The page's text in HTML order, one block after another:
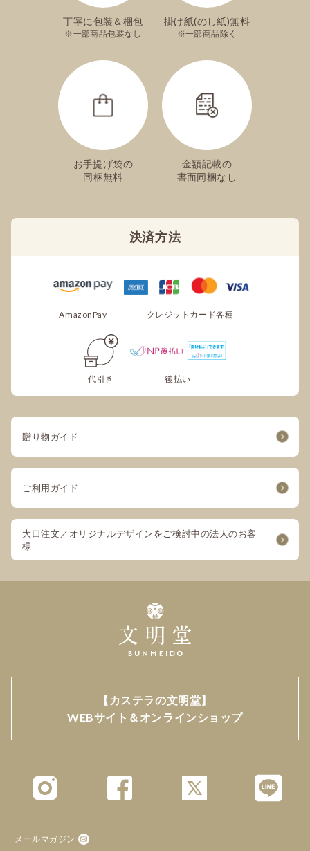
丁寧に包装＆梱包
一部商品包装なし
掛け紙(のし紙)無料
一部商品除く
お手提げ袋の
同梱無料
金額記載の
書面同梱なし
決済方法
AmazonPay クレジットカード各種
代引き 後払い
贈り物ガイド
ご利用ガイド
大口注文／オリジナルデザインをご検討中の法人のお客
様
【カステラの文明堂】
WEBサイト＆オンラインショップ
メールマガジン